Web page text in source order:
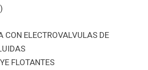
CON ELECTROVALVULAS DE
FLOTANTES